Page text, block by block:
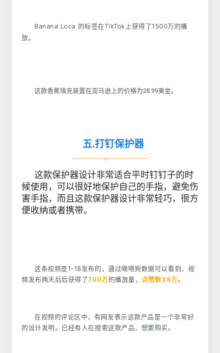
Banana Loca 的标签在TikTok上获得了1500万的播
放。
这款香蕉填充装置在亚马逊上的价格为28.99美金。
五.打钉保护器
这款保护器设计非常适合平时钉钉子的时
候使用，可以很好地保护自己的手指，避免伤
害手指，而且这款保护器设计非常轻巧，很方
便收纳或者携带。
这条视频是1-18发布的，通过嘀嗒狗数据可以看到，视
频发布两天后后获得了700万的播放量， 点赞数38万。
在视频的评论区中，有网友表示这款产品是一个非常好
的设计发明。已经有人在搜索这款产品，想要购买。